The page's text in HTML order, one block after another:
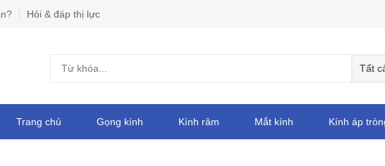
Hỏi & đáp thị lực
Trang chủ Gọng kính Kính râm Mắt kính Kính áp